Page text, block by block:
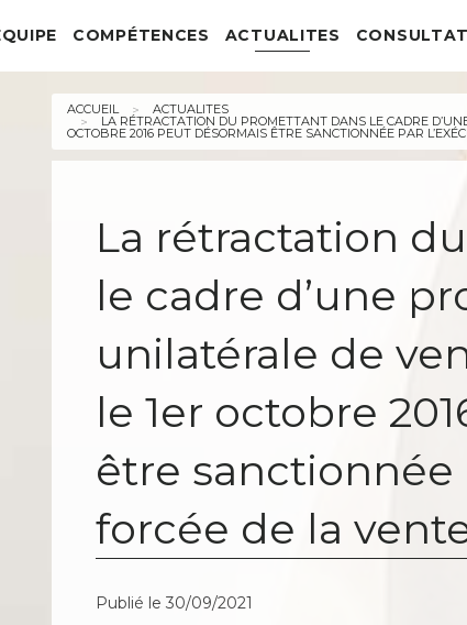
counsel
COMPÉTENCES
Droit commercial
Droit des sociétés
Droit fiscal
Droit du travail, de la sécurité sociale et de la
Droit de la famille, des personnes et de leur
Droit de la construction
ACTUALITES
Actualités du cabinet
Actualités Juridiques
ACCUEIL ACTUALITES
LA RÉTRACTATION DU PROMETTANT DANS LE CADRE
OCTOBRE 2016 PEUT DÉSORMAIS ÊTRE SANCTIONNÉE PAR
La rétractation
le cadre d’une
unilatérale de
le 1er octobre
être sanctionnée
forcée de la
Publié le 30/09/2021